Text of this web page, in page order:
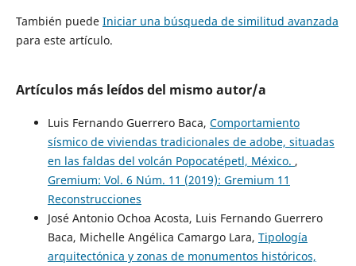
También puede Iniciar una búsqueda de similitud avanzada
para este artículo.
Artículos más leídos del mismo autor/a
Luis Fernando Guerrero Baca, Comportamiento
sísmico de viviendas tradicionales de adobe, situadas
en las faldas del volcán Popocatépetl, México. ,
Gremium: Vol. 6 Núm. 11 (2019): Gremium 11
Reconstrucciones
José Antonio Ochoa Acosta, Luis Fernando Guerrero
Baca, Michelle Angélica Camargo Lara, Tipología
arquitectónica y zonas de monumentos históricos,